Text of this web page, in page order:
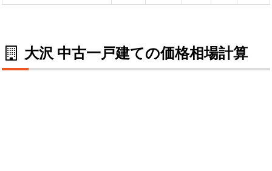
大沢 中古一戸建ての価格相場計算